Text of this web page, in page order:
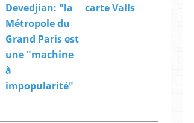
Devedjian: "la
Métropole du
Grand Paris est
une "machine
à
impopularité"
carte Valls